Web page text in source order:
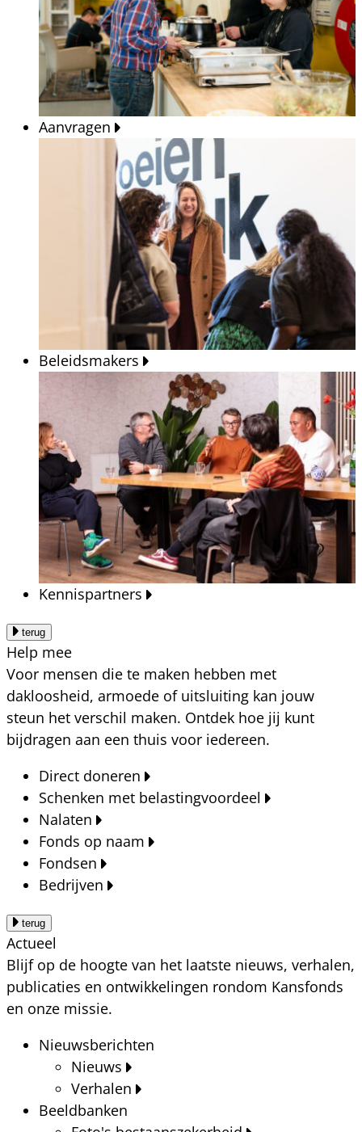
Aanvragen
Beleidsmakers
Kennispartners
terug
Help mee
Voor mensen die te maken hebben met
dakloosheid, armoede of uitsluiting kan jouw
steun het verschil maken. Ontdek hoe jij kunt
bijdragen aan een thuis voor iedereen.
Direct doneren
Schenken met belastingvoordeel
Nalaten
Fonds op naam
Fondsen
Bedrijven
terug
Actueel
Blijf op de hoogte van het laatste nieuws, verhalen,
publicaties en ontwikkelingen rondom Kansfonds
en onze missie.
Nieuwsberichten
Nieuws
Verhalen
Beeldbanken